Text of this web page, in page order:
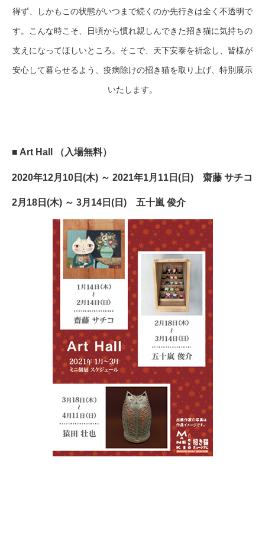
得ず、しかもこの状態がいつまで続くのか先行きは全く不透明で
す。こんな時こそ、日頃から慣れ親しんできた招き猫に気持ちの
支えになってほしいところ。そこで、天下安泰を祈念し、皆様が
安心して暮らせるよう、疫病除けの招き猫を取り上げ、特別展示
いたします。
■ Art Hall （入場無料）
2020年12月10日(木) ～ 2021年1月11日(日) 齋藤 サチコ
2月18日(木) ～ 3月14日(日) 五十嵐 俊介